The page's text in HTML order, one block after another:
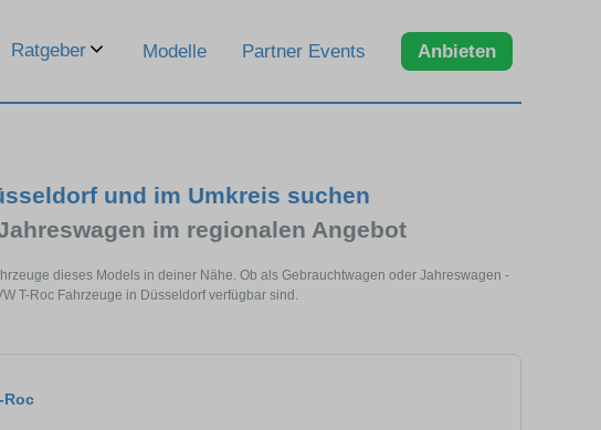
Ratgeber Modelle Partner Events Anbieten
und im Umkreis suchen
im regionalen Angebot
dieses Models in deiner Nähe. Ob als Gebrauchtwagen oder Jahreswagen -
T-Roc Fahrzeuge in Düsseldorf verfügbar sind.
Roc